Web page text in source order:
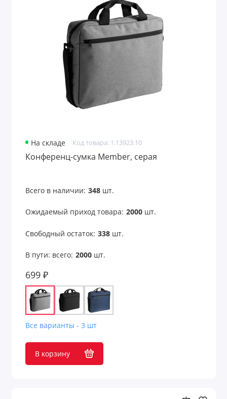
На складе Код товара: 1.13923.10
Конференц-сумка Member, серая
Всего в наличии: 348шт.
Ожидаемый приход товара: 2000шт.
Свободный остаток: 338шт.
В пути: всего: 2000шт.
699 ₽
Все варианты - 3 шт
В корзину